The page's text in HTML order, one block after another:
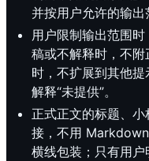
并按用户允许的输出
用户限制输出范围
稿或不解释时，不
时，不扩展到其他
解释“未提供”。
正式正文的标题、
接，不用 Markdown
横线包装；只有用